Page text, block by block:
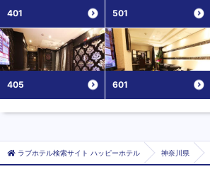
401 501
405 601
ラブホテル検索サイト ハッピーホテル 神奈川県